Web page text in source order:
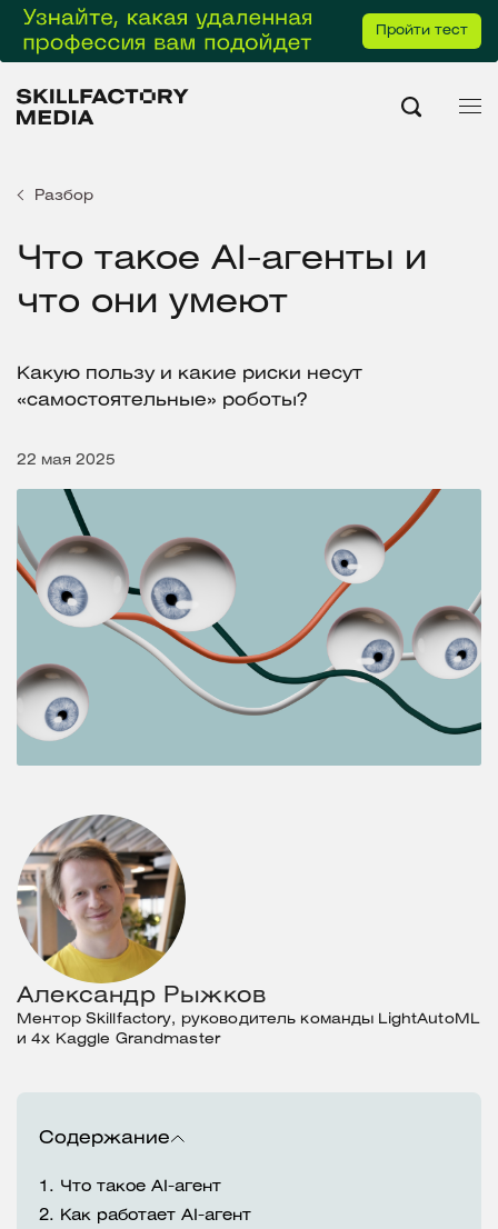
Пройти тест
Разбор
Что такое AI-агенты и
что они умеют
Какую пользу и какие риски несут
«самостоятельные» роботы?
22 мая 2025
Содержание
1. Что такое AI-агент
2.
Как работает AI-агент
Александр Рыжков
Ментор Skillfactory, руководитель команды LightAutoML
и 4х Kaggle Grandmaster